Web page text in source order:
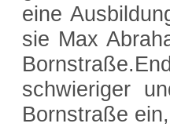
eine
sie Max
schwieriger
Bornstraße